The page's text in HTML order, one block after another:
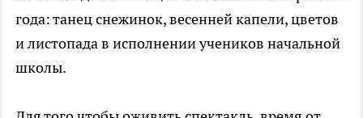
года: танец снежинок, весенней капели, цветов
и листопада в исполнении учеников начальной
школы.